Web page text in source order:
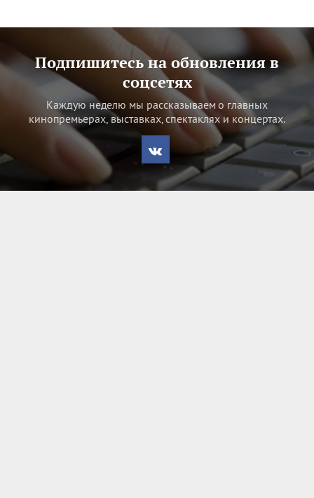
Подпишитесь на обновления в
соцсетях
Каждую неделю мы рассказываем о главных
кинопремьерах, выставках, спектаклях и концертах.